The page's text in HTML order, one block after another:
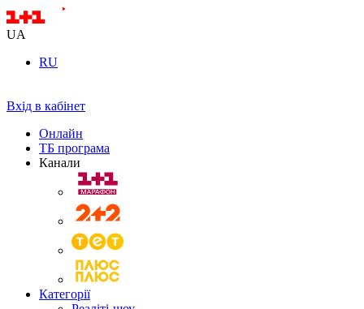
UA
RU
Вхід в кабінет
Онлайн
ТБ програма
Канали
Категорії